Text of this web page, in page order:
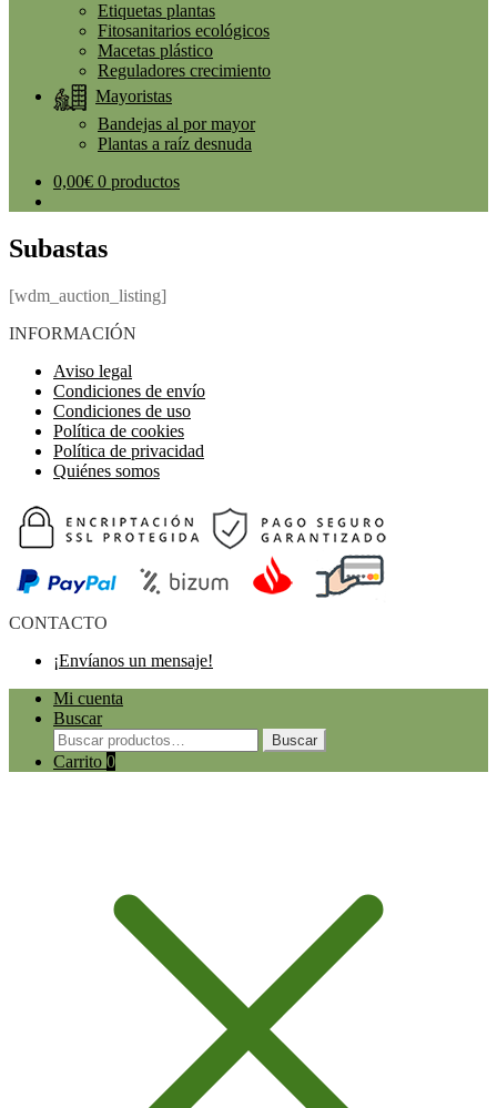
Etiquetas plantas
Fitosanitarios ecológicos
Macetas plástico
Reguladores crecimiento
Mayoristas
Bandejas al por mayor
Plantas a raíz desnuda
0,00€ 0 productos
Subastas
[wdm_auction_listing]
INFORMACIÓN
Aviso legal
Condiciones de envío
Condiciones de uso
Política de cookies
Política de privacidad
Quiénes somos
CONTACTO
¡Envíanos un mensaje!
Mi cuenta
Buscar
Buscar
por:
Buscar
Carrito 0